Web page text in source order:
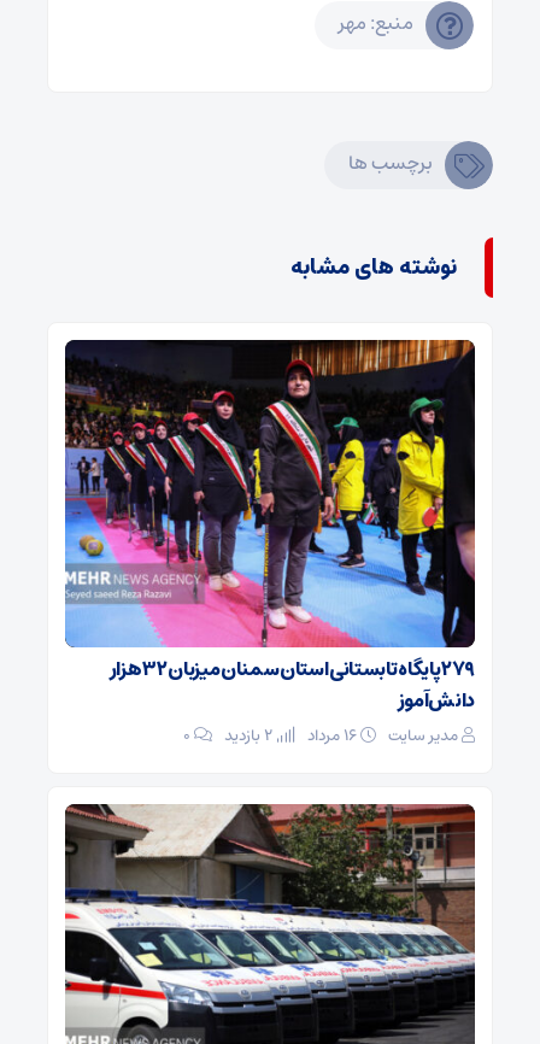
منبع: مهر
برچسب ها
نوشته های مشابه
۲۷۹ پایگاه تابستانی استان سمنان میزبان ۳۲ هزار
دانش‌آموز
مدیر سایت ۰